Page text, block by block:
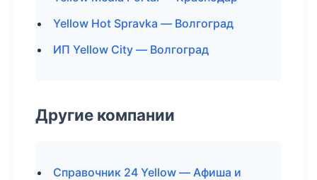
Yellow Hot Spravka — Волгоград
ИП Yellow City — Волгоград
Другие компании
Справочник 24 Yellow — Афиша и